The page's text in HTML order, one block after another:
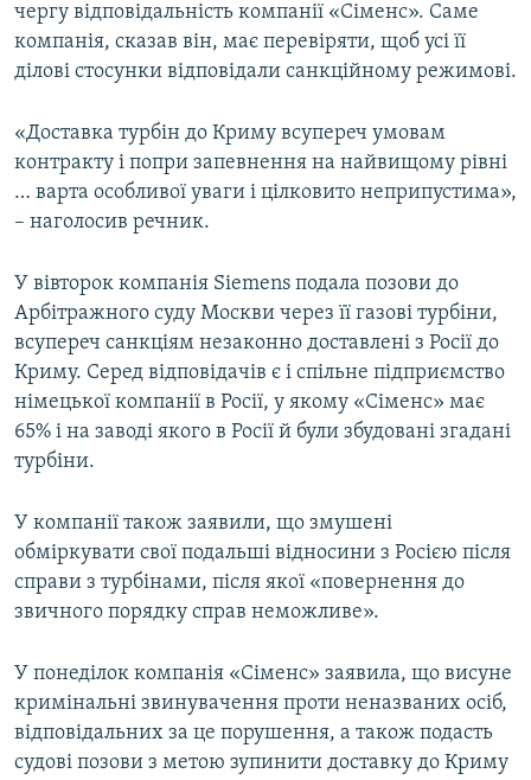
чергу відповідальність компанії «Сіменс». Саме
компанія, сказав він, має перевіряти, щоб усі її
ділові стосунки відповідали санкційному режимові.
«Доставка турбін до Криму всупереч умовам
контракту і попри запевнення на найвищому рівні
… варта особливої уваги і цілковито неприпустима»,
– наголосив речник.
У вівторок компанія Siemens подала позови до
Арбітражного суду Москви через її газові турбіни,
всупереч санкціям незаконно доставлені з Росії до
Криму. Серед відповідачів є і спільне підприємство
німецької компанії в Росії, у якому «Сіменс» має
65% і на заводі якого в Росії й були збудовані згадані
турбіни.
У компанії також заявили, що змушені
обміркувати свої подальші відносини з Росією після
справи з турбінами, після якої «повернення до
звичного порядку справ неможливе».
У понеділок компанія «Сіменс» заявила, що висуне
кримінальні звинувачення проти неназваних осіб,
відповідальних за це порушення, а також подасть
судові позови з метою зупинити доставку до Криму